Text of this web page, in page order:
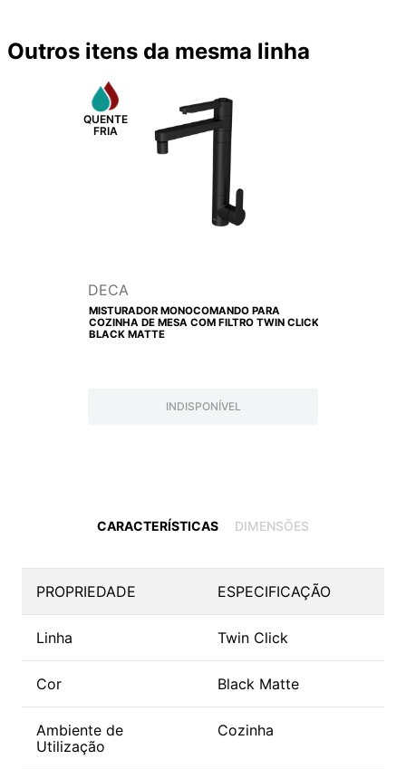
Outros itens da mesma linha
DECA
MISTURADOR MONOCOMANDO PARA
COZINHA DE MESA COM FILTRO TWIN CLICK
BLACK MATTE
INDISPONÍVEL
CARACTERÍSTICAS DIMENSÕES
PROPRIEDADE ESPECIFICAÇÃO
Linha Twin Click
Cor Black Matte
Ambiente de
Utilização
Cozinha